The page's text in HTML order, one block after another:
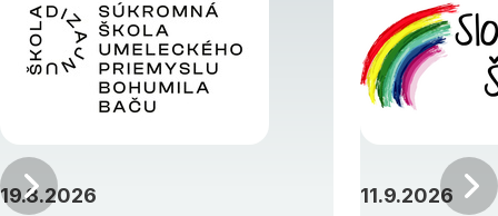
19.8.2026 11.9.2026
Predchádzajúci